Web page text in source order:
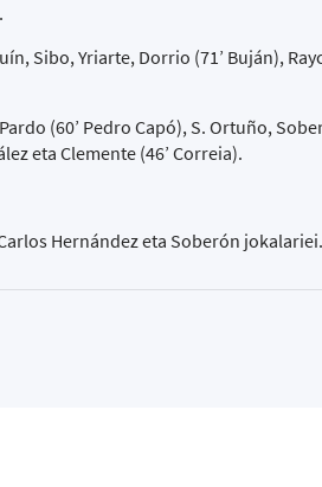
Sibo, Yriarte, Dorrio (71’ Buján),
(60’ Pedro Capó), S. Ortuño,
eta Clemente (46’ Correia).
Hernández eta Soberón jokalariei.